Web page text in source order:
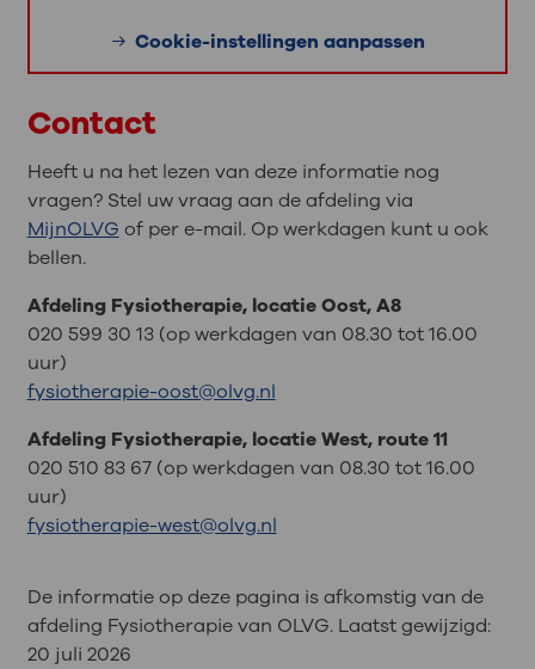
Cookie-instellingen aanpassen
Contact
Heeft u na het lezen van deze informatie nog
vragen? Stel uw vraag aan de afdeling via
MijnOLVG of per e-mail. Op werkdagen kunt u ook
bellen.
Afdeling Fysiotherapie, locatie Oost, A8
020 599 30 13 (op werkdagen van 08.30 tot 16.00
uur)
fysiotherapie-oost@olvg.nl
Afdeling Fysiotherapie, locatie West, route 11
020 510 83 67 (op werkdagen van 08.30 tot 16.00
uur)
fysiotherapie-west@olvg.nl
De informatie op deze pagina is afkomstig van de
afdeling Fysiotherapie van OLVG. Laatst gewijzigd:
20 juli 2026